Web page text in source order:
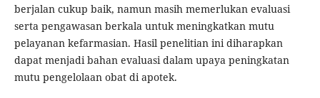
berjalan cukup baik, namun masih memerlukan evaluasi
serta pengawasan berkala untuk meningkatkan mutu
pelayanan kefarmasian. Hasil penelitian ini diharapkan
dapat menjadi bahan evaluasi dalam upaya peningkatan
mutu pengelolaan obat di apotek.